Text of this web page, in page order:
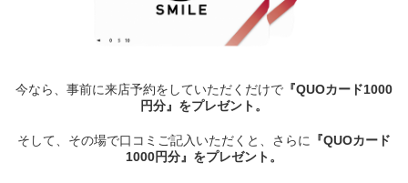
今なら、事前に来店予約をしていただくだけで 『QUOカード1000
円分』をプレゼント。
そして、その場で口コミご記入いただくと、さらに
『QUOカード
1000円分』をプレゼント。